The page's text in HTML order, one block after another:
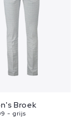
Broek
- grijs